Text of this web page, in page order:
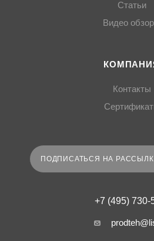
Статьи
Видео
Контакты
ПОДПИСАТЬСЯ НА
+7 (495) 730-